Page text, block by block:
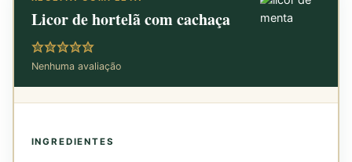
Licor de hortelã com cachaça
Nenhuma avaliação
INGREDIENTES